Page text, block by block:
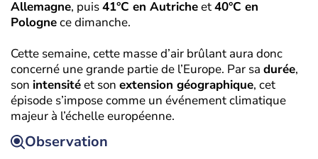
Allemagne, puis41°C en Autricheet40°C en
Polognece dimanche.
Cette semaine, cette masse d’air brûlant aura donc
concerné une grande partie de l’Europe. Par sa durée,
son intensitéet son extension géographique, cet
épisode s’impose comme un événement climatique
majeur à l’échelle européenne.
Observation